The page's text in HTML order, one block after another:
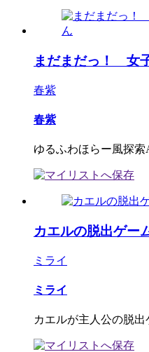
まだまだっ！ 女
春紫
春紫
ゆるふわほらー風探
カエルの脱出ゲー
ミライ
ミライ
カエルが主人公の脱出